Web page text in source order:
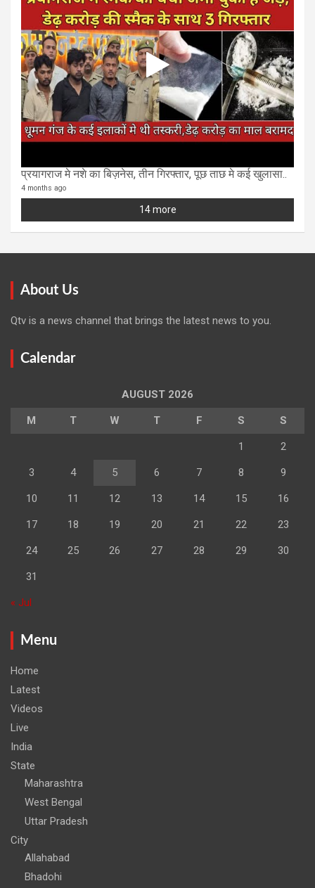
प्रयागराज मे नशे का बिज़नेस, तीन गिरफ्तार, पूछ ताछ मे कई खुलासा..
4 months ago
14 more
About Us
Qtv is a news channel that brings the latest news to you.
Calendar
AUGUST 2026
M T W T F S S
1 2
3 4 5 6 7 8 9
10 11 12 13 14 15 16
17 18 19 20 21 22 23
24 25 26 27 28 29 30
31
« Jul
Menu
Home
Latest
Videos
Live
India
State
Maharashtra
West Bengal
Uttar Pradesh
City
Allahabad
Bhadohi